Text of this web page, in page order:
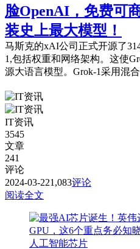
脸OpenAI，免费可
装史上最大模型！
马斯克的xAI公司正式开源了
1,包括权重和网络架构。这使
源大语言模型。Grok-1采用混
IT资讯
3545
文章
241
评论
2024-03-221,083评论
阅读全文
人工智能芯片